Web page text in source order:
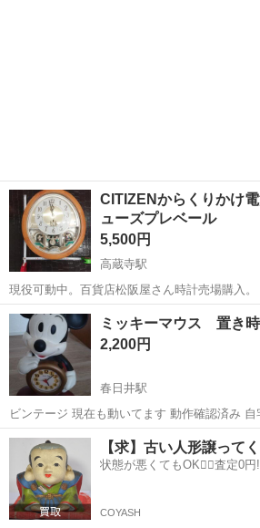
CITIZENからくりかけ
ューズプレベール
5,500円
高蔵寺駅
現役可動中。百貨店松阪屋さん時計売場購入。
ルが中央下クリスタルをキラキラ揺らしメロ
【裏面に曲順】勿論ボリューム調整可能、消音
波時計製品です。2.6キロと重量あ...
愛知 春日井市 高蔵寺駅 時計
ミッキーマウス 置き
2,200円
春日井駅
ビンテージ 現在も動いてます 動作
愛知 春日井市 春日井駅 時計
【求】古い人形譲って
状態が悪くてもOK🙆‍♀️査定0円
COYASH